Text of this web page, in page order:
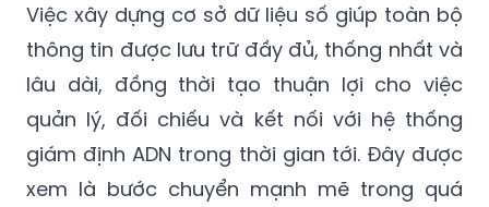
Việc xây dựng cơ sở dữ liệu số giúp toàn bộ
thông tin được lưu trữ đầy đủ, thống nhất và
lâu dài, đồng thời tạo thuận lợi cho việc
quản lý, đối chiếu và kết nối với hệ thống
giám định ADN trong thời gian tới. Đây được
xem là bước chuyển mạnh mẽ trong quá